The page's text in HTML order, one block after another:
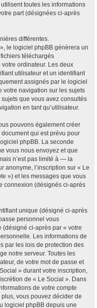
toutes les informations
part (désignées ci-après
différentes.
le logiciel phpBB génèrera un
téléchargés
ordinateur. Les deux
utilisateur et un identifiant
assignés par le logiciel
votre navigation sur les sujets
que vous avez consultés
en tant qu’utilisateur.
pouvons également créer
qui est prévu pour
phpBB. La seconde
vous nous envoyez et que
n’est pas limité à — la
anonyme, l’inscription sur « Le
») et les messages que vous
connexion (désignés ci-après
unique (désigné ci-après
personnel vous
(désigné ci-après par « votre
Les informations de
par les lois de protection des
notre serveur. Toutes les
de votre mot de passe et
» durant votre inscription,
de « Le Social ». Dans
de votre compte
vous pouvez décider de
logiciel phpBB depuis une